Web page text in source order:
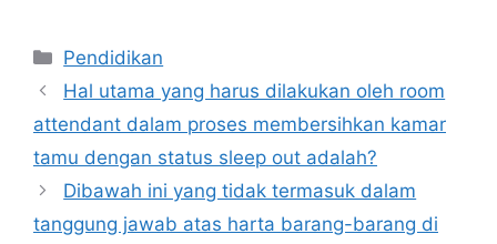
Kategori
Pendidikan
Hal utama yang harus dilakukan oleh room
attendant dalam proses membersihkan kamar
tamu dengan status sleep out adalah?
Dibawah ini yang tidak termasuk dalam
tanggung jawab atas harta barang-barang di